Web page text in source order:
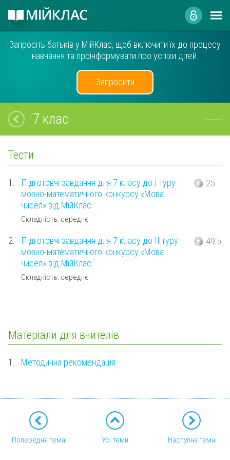
Запросіть батьків у МійКлас, щоб включити їх до процесу
навчання та проінформувати про успіхи дітей.
Запросити
7 клас
Тести
1.
Підготовчі завдання для 7 класу до І туру
мовно-математичного конкурсу «Мова
чисел» від МійКлас
Складність: середнє
25
2.
Підготовчі завдання для 7 класу до ІІ туру
мовно-математичного конкурсу «Мова
чисел» від МійКлас
Складність: середнє
49,5
Матеріали для вчителів
1. Методична рекомендація
Попередня тема Усі теми Наступна тема